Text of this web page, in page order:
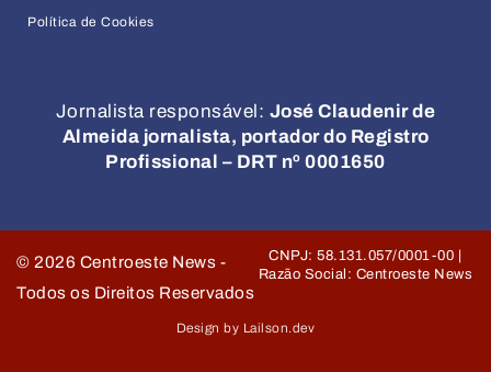
Política de Cookies
Jornalista responsável: José Claudenir de
Almeida jornalista, portador do Registro
Profissional – DRT nº 0001650
© 2026 Centroeste News -
Todos os Direitos Reservados
CNPJ: 58.131.057/0001-00 |
Razão Social: Centroeste News
Design by Lailson.dev